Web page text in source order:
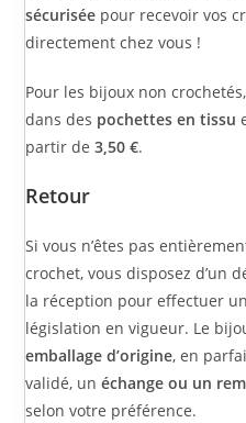
sécurisée pour recevoir vos
directement chez vous !
Pour les bijoux non
dans des pochettes en tissu
partir de3,50 €.
Retour
Si vous n’êtes pas
crochet, vous disposez d’un
la réception pour effectuer
législation en vigueur. Le
emballage d’origine, en
validé, unéchange ou un
selon votre préférence.